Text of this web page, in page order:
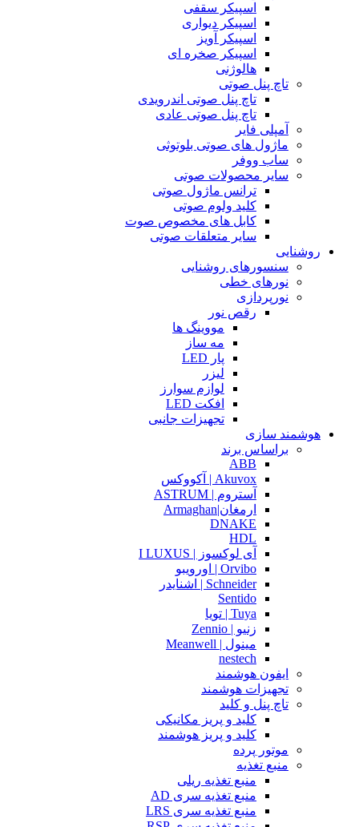
اسپیکر سقفی
اسپیکر دیواری
اسپیکر آویز
اسپیکر صخره ای
هالوژنی
تاچ پنل صوتی
تاچ پنل صوتی اندرویدی
تاچ پنل صوتی عادی
آمپلی فایر
ماژول های صوتی بلوتوثی
ساب ووفر
سایر محصولات صوتی
ترانس ماژول صوتی
کلید ولوم صوتی
کابل های مخصوص صوت
سایر متعلقات صوتی
روشنایی
سنسورهای روشنایی
نورهای خطی
نورپردازی
رقص نور
مووینگ ها
مه ساز
پار LED
لیزر
لوازم سوارز
افکت LED
تجهیزات جانبی
هوشمند سازی
براساس برند
ABB
Akuvox | آکووکس
آستروم | ASTRUM
ارمغان|Armaghan
DNAKE
HDL
آی لوکسوز | I LUXUS
Orvibo | اورویبو
Schneider | اشنایدر
Sentido
Tuya | تویا
زنیو | Zennio
مینول | Meanwell
nestech
ایفون هوشمند
تجهیزات هوشمند
تاچ پنل و کلید
کلید و پریز مکانیکی
کلید و پریز هوشمند
موتور پرده
منبع تغذیه
منبع تغذیه ریلی
منبع تغذیه سری AD
منبع تغذیه سری LRS